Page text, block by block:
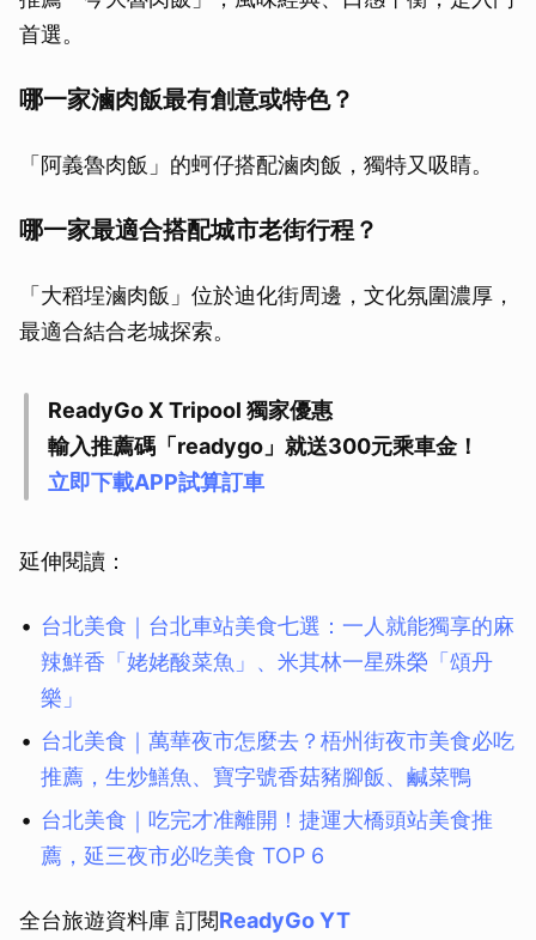
首選。
哪一家滷肉飯最有創意或特色？
「阿義魯肉飯」的蚵仔搭配滷肉飯，獨特又吸睛。
哪一家最適合搭配城市老街行程？
「大稻埕滷肉飯」位於迪化街周邊，文化氛圍濃厚，
最適合結合老城探索。
ReadyGo X Tripool 獨家優惠
輸入推薦碼「readygo」就送300元乘車金！
立即下載APP試算訂車
延伸閱讀：
台北美食｜台北車站美食七選：一人就能獨享的麻
辣鮮香「姥姥酸菜魚」、米其林一星殊榮「頌丹
樂」
台北美食｜萬華夜市怎麼去？梧州街夜市美食必吃
推薦，生炒鱔魚、寶字號香菇豬腳飯、鹹菜鴨
台北美食｜吃完才准離開！捷運大橋頭站美食推
薦，延三夜市必吃美食 TOP 6
全台旅遊資料庫 訂閱ReadyGo YT